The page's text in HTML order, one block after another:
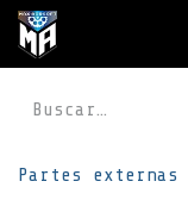
Ir al contenido
Partes externas